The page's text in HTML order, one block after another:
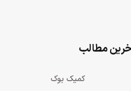
مطالب
کمیک بوک